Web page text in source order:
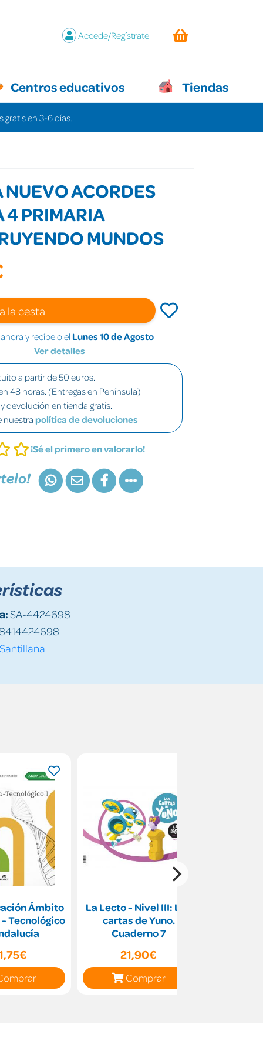
Accede/Regístrate
Centros educativos Tiendas
gratis en 3-6 días.
NUEVO ACORDES
4 PRIMARIA
MUNDOS
la cesta
y recíbelo el Lunes 10 de Agosto
Ver detalles
a partir de 50 euros.
48 horas. (Entregas en Península)
devolución en tienda gratis.
nuestra política de devoluciones
¡Sé el primero en valorarlo!
SA-4424698
Santillana
Ámbito
Tecnológico
La Lecto - Nivel III: Las
cartas de Yuno.
Cuaderno 7
21,90€
Comprar